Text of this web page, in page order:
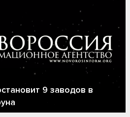
9 заводов в